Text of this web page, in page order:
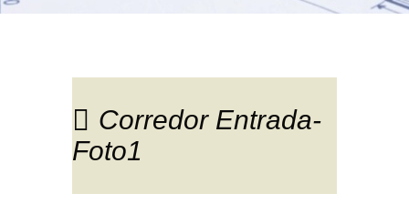
Corredor Entrada-
Foto1